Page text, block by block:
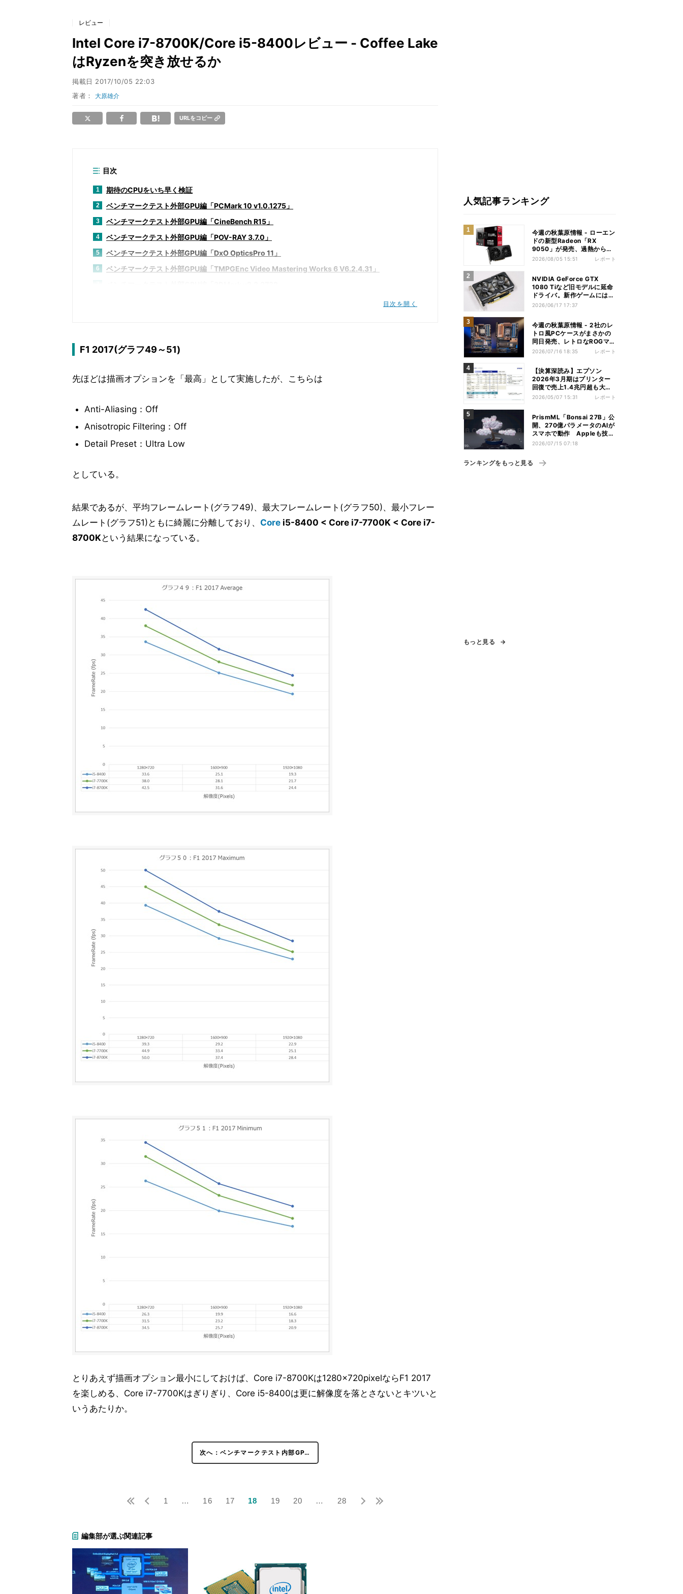
レビュー
Intel Core i7-8700K/Core i5-8400レビュー - Coffee Lake
はRyzenを突き放せるか
掲載日 2017/10/05 22:03
著者：大原雄介
URLをコピー
目次
1 期待のCPUをいち早く検証
2 ベンチマークテスト外部GPU編「PCMark 10 v1.0.1275」
3 ベンチマークテスト外部GPU編「CineBench R15」
4 ベンチマークテスト外部GPU編「POV-RAY 3.7.0」
5 ベンチマークテスト外部GPU編「DxO OpticsPro 11」
6 ベンチマークテスト外部GPU編「TMPGEnc Video Mastering Works 6 V6.2.4.31」
11 ベンチマークテスト外部GPU編「Metro redux」
13 ベンチマークテスト外部GPU編「SID MEIER'S CIVILIZATION VI」
15 ベンチマークテスト内部GPU編「PCMark 10 v1.0.1275」
16 ベンチマークテスト内部GPU編「TMPGEnc Video Mastering Works 6 V6.2.4.31」
17 ベンチマークテスト内部GPU編「3DMark v2.3.3732」
19 ベンチマークテスト内部GPU編「ファイナルファンタジーXIV: 紅蓮のリベレーター」
21 ベンチマークテスト内部GPU編「Rise of the Tomb Raider」
22 ベンチマークテスト内部GPU編「SID MEIER'S CIVILIZATION VI」
23 ベンチマークテスト内部GPU編「Tom Clancy's The Division」
内部分析「Sandra Platinum Version 24.41」その2
27
目次を開く
F1 2017(グラフ49～51)
先ほどは描画オプションを「最高」として実施したが、こちらは
Anti-Aliasing：Off
Anisotropic Filtering：Off
Detail Preset：Ultra Low
としている。
結果であるが、平均フレームレート(グラフ49)、最大フレームレート(グラフ50)、最小フレー
ムレート(グラフ51)ともに綺麗に分離しており、 Core i5-8400 < Core i7-7700K < Core i7-
8700Kという結果になっている。
とりあえず描画オプション最小にしておけば、Core i7-8700Kは1280×720pixelならF1 2017
を楽しめる、Core i7-7700Kはぎりぎり、Core i5-8400は更に解像度を落とさないとキツいと
いうあたりか。
次へ：ベンチマークテスト内部GP…
1 … 16 17 18 19 20 … 28
編集部が選ぶ関連記事
人気記事ランキング
今週の秋葉原情報 - ローエン
ドの新型Radeon「RX
9050」が発売、過熱から守
れる電源ケーブルも
2026/08/05 15:51 レポート
NVIDIA GeForce GTX
1080 Tiなど旧モデルに延命
ドライバ。新作ゲームには非
対応
2026/06/17 17:37
今週の秋葉原情報 - 2社のレ
トロ風PCケースがまさかの
同日発売、レトロなROGマザ
ーも登場
2026/07/16 18:35 レポート
【決算深読み】エプソン
2026年3月期はプリンター
回復で売上1.4兆円超も大幅
減益、今期は増収増益見込む
2026/05/07 15:31 レポート
PrismML「Bonsai 27B」公
開、270億パラメータのAIが
スマホで動作 Appleも技術
を評価
2026/07/15 07:18
ランキングをもっと見る
もっと見る